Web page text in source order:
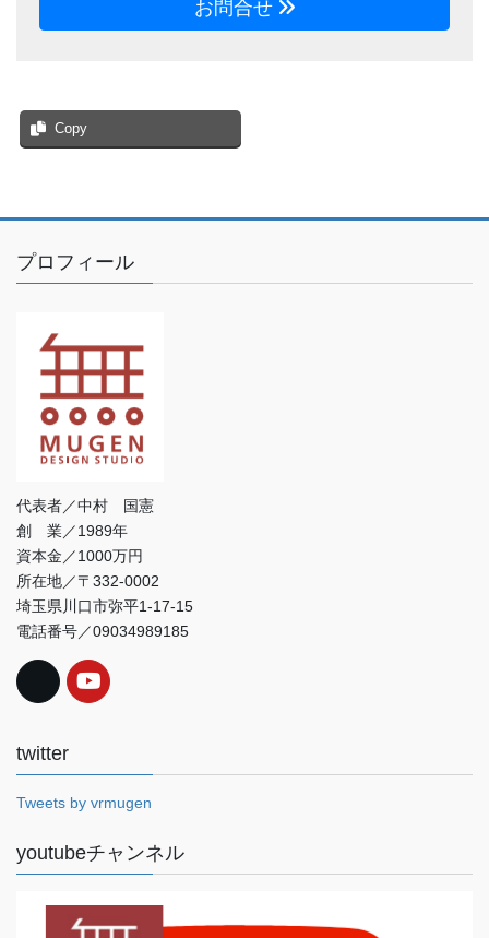
お問合せ
Copy
プロフィール
代表者／中村 国憲
創 業／1989年
資本金／1000万円
所在地／〒332-0002
埼玉県川口市弥平1-17-15
電話番号／09034989185
twitter
Tweets by vrmugen
youtubeチャンネル